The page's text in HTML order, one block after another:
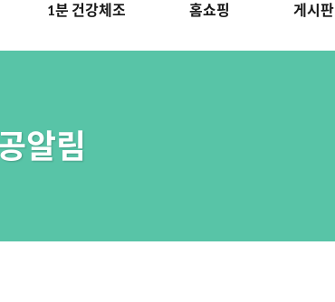
1분 건강체조 홈쇼핑 게시판
알림